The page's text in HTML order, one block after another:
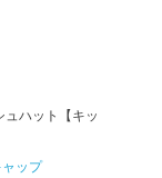
ュハット【キッ
ャップ